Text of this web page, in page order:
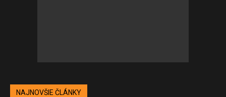
NAJNOVŠIE ČLÁNKY